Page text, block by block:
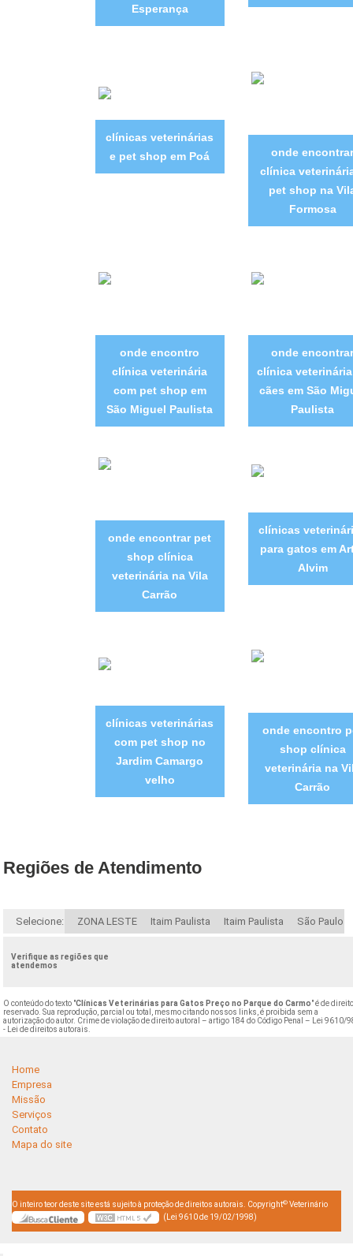
Esperança
clínicas veterinárias
e pet shop em Poá
onde encontrar
clínica
pet shop na
Formosa
onde encontro
clínica veterinária
com pet shop em
São Miguel Paulista
onde encontrar
clínica
cães em São
Paulista
onde encontrar pet
shop clínica
veterinária na Vila
Carrão
clínicas
para gatos em
Alvim
clínicas veterinárias
com pet shop no
Jardim Camargo
velho
onde encontro
shop clínica
veterinária na
Carrão
Regiões de Atendimento
Selecione: ZONA LESTE Itaim Paulista Itaim Paulista São Paulo
Verifique as regiões que
atendemos
O conteúdo do texto "Clínicas Veterinárias para Gatos Preço no Parque do Carmo" é de
reservado. Sua reprodução, parcial ou total, mesmo citando nossos links, é proibida sem a
autorização do autor. Crime de violação de direito autoral – artigo 184 do Código Penal –
Lei 9610/
- Lei de direitos autorais
Home
Empresa
Missão
Serviços
Contato
Mapa do site
O inteiro teor deste site está sujeito à proteção de direitos autorais. Copyright© Veterinário
(Lei 9610 de 19/02/1998)